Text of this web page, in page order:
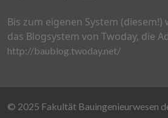
Bis zum eigenen System
das Blogsystem von Twoday, die
http://baublog.twoday.net/
© 2025 Fakultät Bauingenieurwesen